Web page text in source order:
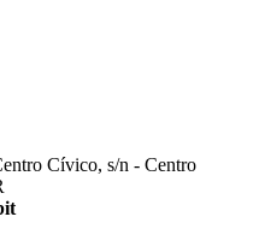
Cívico, s/n - Centro